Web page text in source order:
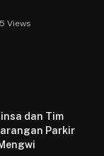
Views
dan Tim
Parkir